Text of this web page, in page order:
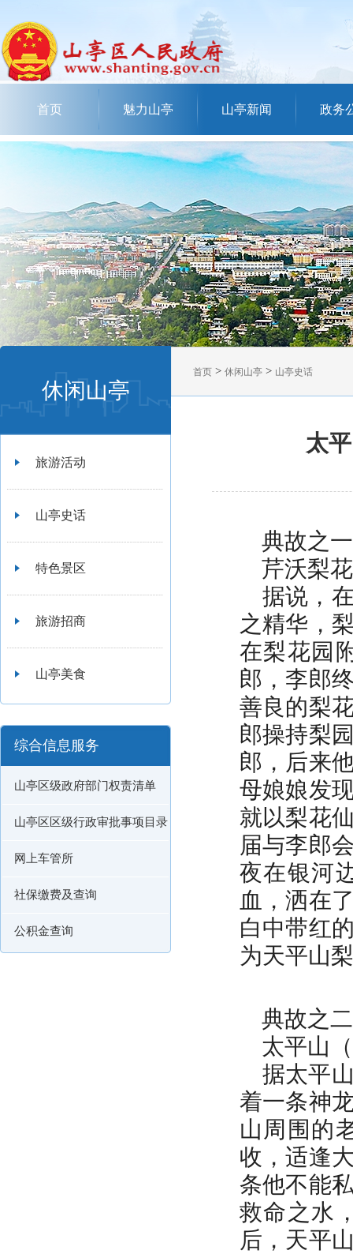
首页 魅力山亭 山亭新闻 政务
休闲山亭
旅游活动
山亭史话
特色景区
旅游招商
山亭美食
综合信息服务
山亭区级政府部门权责清单
山亭区区级行政审批事项目录
网上车管所
社保缴费及查询
公积金查询
首页 > 休闲山亭 > 山亭史话
太
典故之
芹沃梨
据说，在
之精华，
在梨花园
郎，李郎
善良的梨
郎操持梨
郎，后来
母娘娘发
就以梨花
届与李郎
夜在银河
血，洒在
白中带红
为天平山
典故之
太平山（
据太平山
着一条神
山周围的
收，适逢
条他不能
救命之水
后，天平